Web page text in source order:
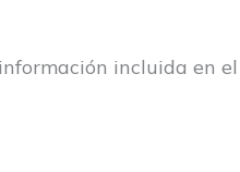
incluida